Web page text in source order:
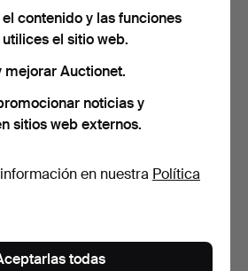
MESA DE CENTRO con
Subastado 16 may 2026
53 USD
contenido y las funciones
el sitio web.
mejorar Auctionet.
noticias y
sitios web externos.
en nuestra Política
todas